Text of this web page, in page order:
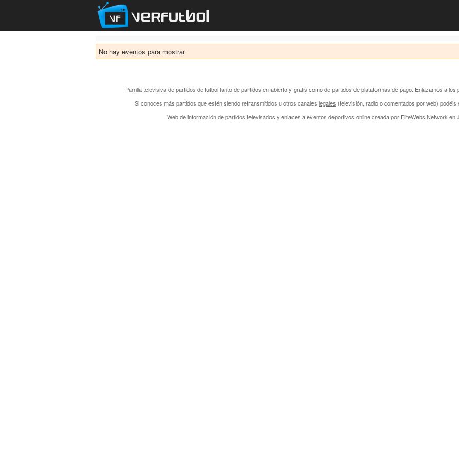
No hay eventos para mostrar
Parrilla televisiva de partidos de fútbol tanto de partidos en abierto y gratis como de partidos de plataformas de pago. Enlazamos a los
Si conoces más partidos que estén siendo retransmitidos u otros canales legales (televisión, radio o comentados por web)
Web de información de partidos televisados y enlaces a eventos deportivos online creada por EliteWebs Network en